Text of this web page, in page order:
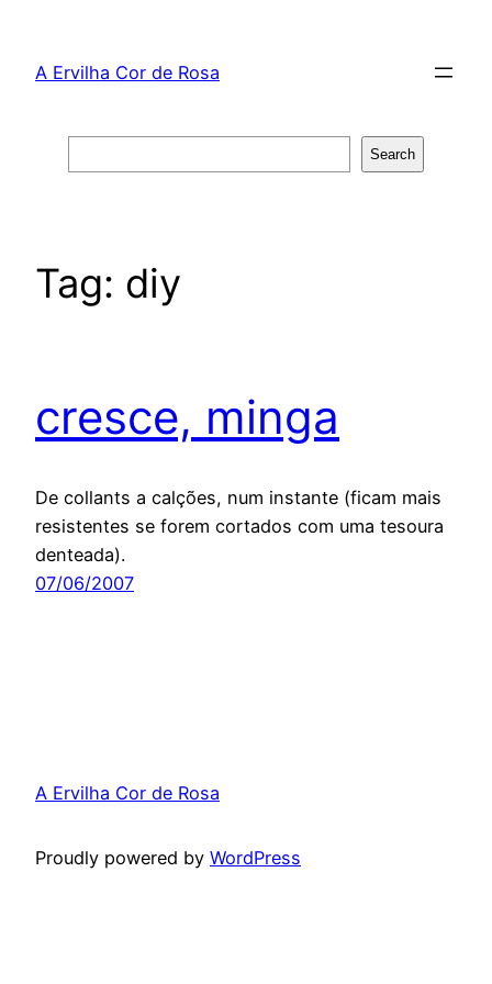
content
A Ervilha Cor de Rosa
Search
Tag: diy
cresce, minga
De collants a calções, num instante (ficam mais
resistentes se forem cortados com uma tesoura
denteada).
07/06/2007
A Ervilha Cor de Rosa
Proudly powered by WordPress